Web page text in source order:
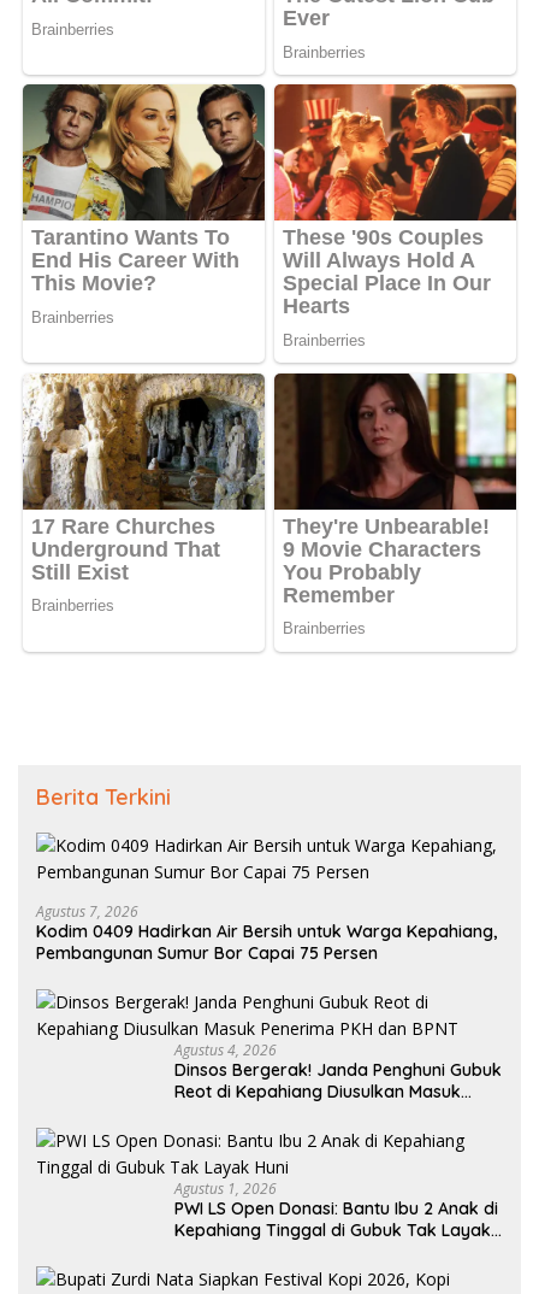
Berita Terkini
Agustus 7, 2026
Kodim 0409 Hadirkan Air Bersih untuk Warga Kepahiang,
Pembangunan Sumur Bor Capai 75 Persen
Agustus 4, 2026
Dinsos Bergerak! Janda Penghuni Gubuk
Reot di Kepahiang Diusulkan Masuk
Agustus 1, 2026
PWI LS Open Donasi: Bantu Ibu 2 Anak di
Kepahiang Tinggal di Gubuk Tak Layak